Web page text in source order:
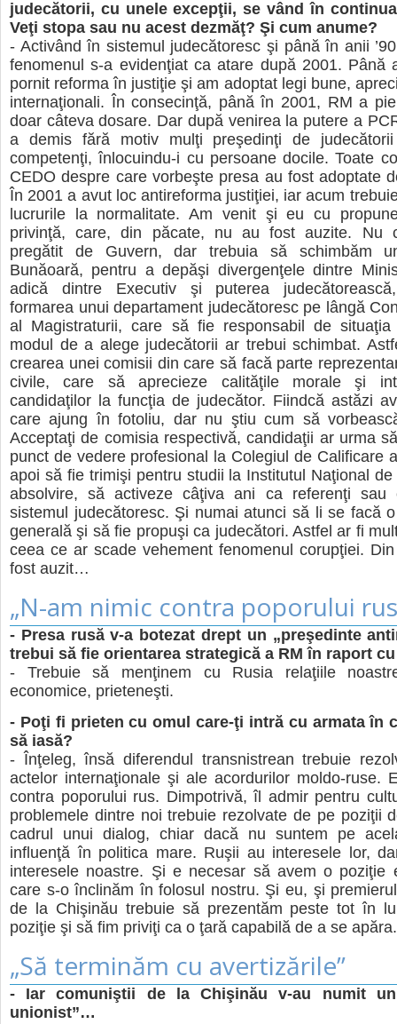
judecătorii, cu unele excepţii, se vând în
Veţi stopa sau nu acest dezmăţ? Şi cum anume?
- Activând în sistemul judecătoresc şi până în anii
fenomenul s-a evidenţiat ca atare după 2001. Până
pornit reforma în justiţie şi am adoptat legi bune,
internaţionali. În consecinţă, până în 2001, RM a
doar câteva dosare. Dar după venirea la putere a
a demis fără motiv mulţi preşedinţi de
competenţi, înlocuindu-i cu persoane docile. Toate
CEDO despre care vorbeşte presa au fost adoptate
În 2001 a avut loc antireforma justiţiei, iar acum
lucrurile la normalitate. Am venit şi eu cu
privinţă, care, din păcate, nu au fost auzite. Nu
pregătit de Guvern, dar trebuia să schimbăm
Bunăoară, pentru a depăşi divergenţele dintre
adică dintre Executiv şi puterea
formarea unui departament judecătoresc pe lângă
al Magistraturii, care să fie responsabil de
modul de a alege judecătorii ar trebui schimbat.
crearea unei comisii din care să facă parte
civile, care să aprecieze calităţile morale şi
candidaţilor la funcţia de judecător. Fiindcă astăzi
care ajung în fotoliu, dar nu ştiu cum să
Acceptaţi de comisia respectivă, candidaţii ar urma
punct de vedere profesional la Colegiul de Calificare
apoi să fie trimişi pentru studii la Institutul Naţional
absolvire, să activeze câţiva ani ca referenţi sau
sistemul judecătoresc. Şi numai atunci să li se facă
generală şi să fie propuşi ca judecători. Astfel ar fi
ceea ce ar scade vehement fenomenul corupţiei.
fost auzit…
„N-am nimic contra poporului
- Presa rusă v-a botezat drept un „preşedinte
trebui să fie orientarea strategică a RM în raport
- Trebuie să menţinem cu Rusia relaţiile
economice, prieteneşti.
- Poţi fi prieten cu omul care-ţi intră cu armata în
să iasă?
- Înţeleg, însă diferendul transnistrean trebuie
actelor internaţionale şi ale acordurilor moldo-ruse.
contra poporului rus. Dimpotrivă, îl admir pentru
problemele dintre noi trebuie rezolvate de pe poziţii
cadrul unui dialog, chiar dacă nu suntem pe
influenţă în politica mare. Ruşii au interesele lor,
interesele noastre. Şi e necesar să avem o poziţie
care s-o înclinăm în folosul nostru. Şi eu, şi
de la Chişinău trebuie să prezentăm peste tot în
poziţie şi să fim priviţi ca o ţară capabilă de a se apăra.
„Să terminăm cu avertizările”
- Iar comuniştii de la Chişinău v-au numit un
unionist”…